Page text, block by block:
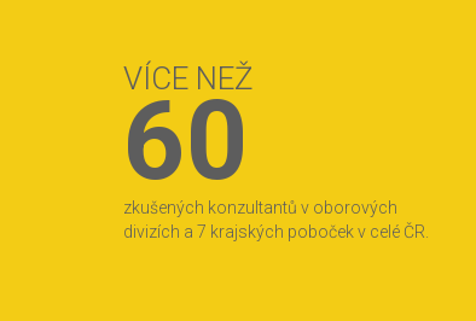
VÍCE NEŽ
60
zkušených konzultantů v oborových
divizích a 7 krajských poboček v celé ČR.